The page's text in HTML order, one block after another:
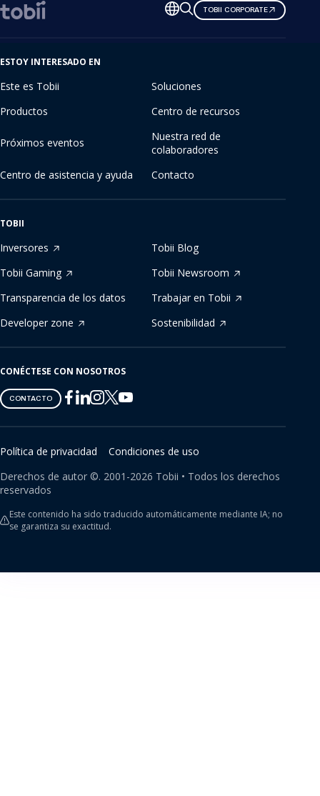
Cambiar
de
TOBII CORPORATE
ESTOY INTERESADO EN
Este es Tobii
Soluciones
Productos
Centro de recursos
Próximos eventos
Nuestra red de
colaboradores
Centro de asistencia y ayuda
Contacto
TOBII
Inversores
Tobii Blog
Tobii Gaming
Tobii Newsroom
Transparencia de los datos
Trabajar en Tobii
Developer zone
Sostenibilidad
CONÉCTESE CON NOSOTROS
CONTACTO
Tobii
on
Facebook
Tobii
on
Linkedin
Tobii
on
Instagram
Tobii
on
Twitter
Tobii
on
Youtube
Política de privacidad
Condiciones de uso
Derechos de autor ©. 2001-2026 Tobii • Todos los derechos
reservados
Este contenido ha sido traducido automáticamente mediante IA; no
se garantiza su exactitud.